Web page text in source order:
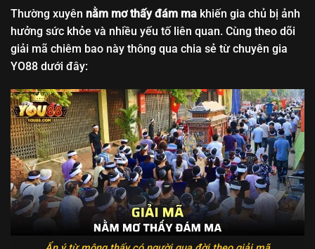
Thường xuyên nằm mơ thấy đám ma khiến gia chủ bị ảnh
hưởng sức khỏe và nhiều yếu tố liên quan. Cùng theo dõi
giải mã chiêm bao này thông qua chia sẻ từ chuyên gia
YO88 dưới đây: